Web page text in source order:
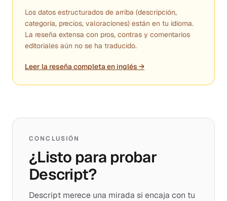
Los datos estructurados de arriba (descripción,
categoría, precios, valoraciones) están en tu idioma.
La reseña extensa con pros, contras y comentarios
editoriales aún no se ha traducido.
Leer la reseña completa en inglés →
CONCLUSIÓN
¿Listo para probar
Descript?
Descript merece una mirada si encaja con tu